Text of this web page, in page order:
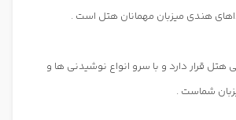
هندی میزبان مهمانان هتل است .
هتل قرار دارد و با سرو انواع نوشیدنی ها و
شماست .